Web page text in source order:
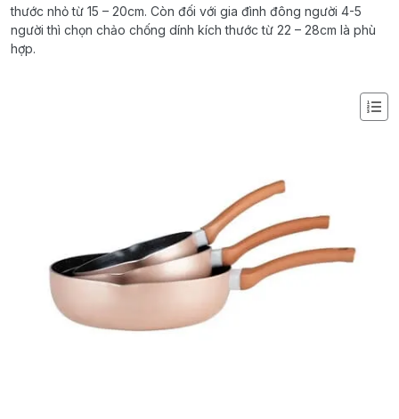
thước nhỏ từ 15 – 20cm. Còn đối với gia đình đông người 4-5
người thì chọn chảo chống dính kích thước từ 22 – 28cm là phù
hợp.